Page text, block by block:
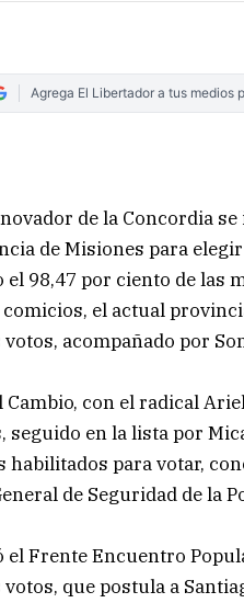
Agrega El Libertador a tus medios
de la Concordia
de Misiones para
98,47 por ciento de las
el actual
acompañado por
con el radical
en la lista por
habilitados para votar,
de Seguridad de la
Frente Encuentro
que postula a